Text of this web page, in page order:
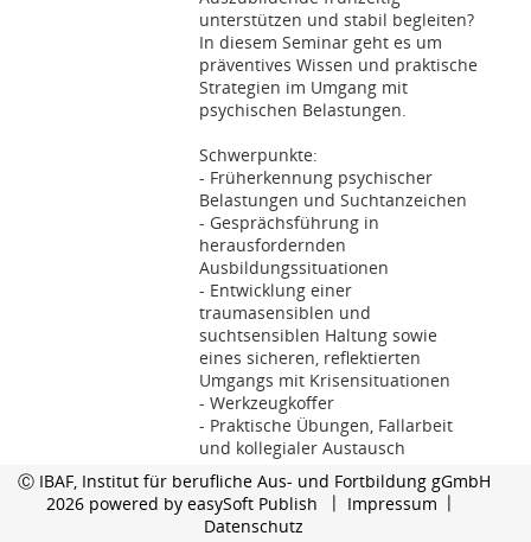
unterstützen und stabil begleiten?
In diesem Seminar geht es um
präventives Wissen und praktische
Strategien im Umgang mit
psychischen Belastungen.
Schwerpunkte:
- Früherkennung psychischer
Belastungen und Suchtanzeichen
- Gesprächsführung in
herausfordernden
Ausbildungssituationen
- Entwicklung einer
traumasensiblen und
suchtsensiblen Haltung sowie
eines sicheren, reflektierten
Umgangs mit Krisensituationen
- Werkzeugkoffer
- Praktische Übungen, Fallarbeit
und kollegialer Austausch
Inklusive: Frühwarnbogen als
praxistaugliches Tool zur
Ⓒ IBAF, Institut für berufliche Aus- und Fortbildung gGmbH
2026 powered by easySoft Publish
Impressum
Datenschutz